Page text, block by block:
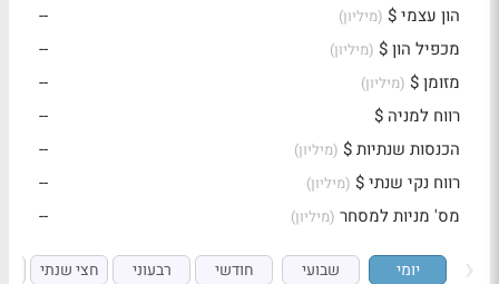
הון עצמי $ (מיליון)
--
מכפיל הון $ (מיליון)
--
מזומן $ (מיליון)
--
רווח למניה $
--
הכנסות שנתיות $ (מיליון)
--
רווח נקי שנתי $ (מיליון)
--
מס' מניות למסחר (מיליון) --
יומי שבועי חודשי רבעוני חצי שנתי